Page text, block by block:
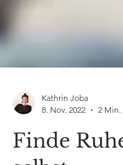
Kathrin Joba